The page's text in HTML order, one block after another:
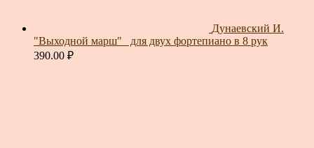
Дунаевский И.
"Выходной марш"_ для двух фортепиано в 8 рук
390.00 ₽